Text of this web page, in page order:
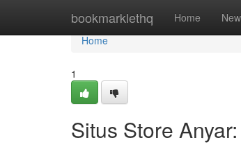
bookmarklethq Home New
Home
Home
1
Situs Store